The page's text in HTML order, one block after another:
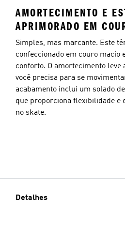
AMORTECIMENTO E
APRIMORADO EM
Simples, mas marcante. Este
confeccionado em couro macio
conforto. O amortecimento leve
você precisa para se
acabamento inclui um solado
que proporciona flexibilidade e
no skate.
Detalhes